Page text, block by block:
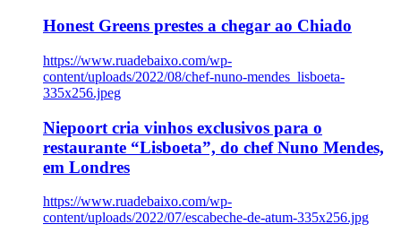
Honest Greens prestes a chegar ao Chiado
https://www.ruadebaixo.com/wp-
content/uploads/2022/08/chef-nuno-mendes_lisboeta-
335x256.jpeg
Niepoort cria vinhos exclusivos para o
restaurante “Lisboeta”, do chef Nuno Mendes,
em Londres
https://www.ruadebaixo.com/wp-
content/uploads/2022/07/escabeche-de-atum-335x256.jpg